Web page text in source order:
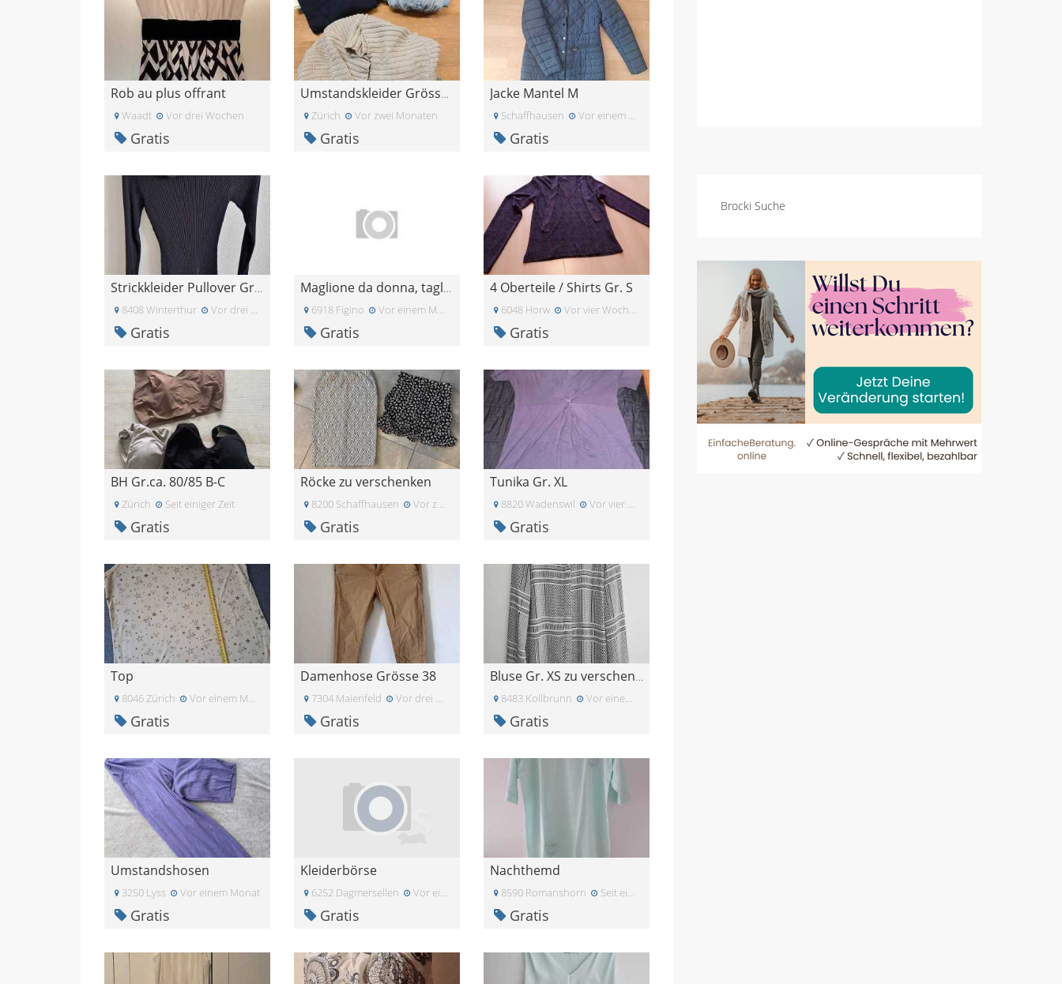
Brocki Suche
Rob au plus offrant
Waadt Vor drei Wochen
Gratis
Umstandskleider Grösse S / 36
Zürich Vor zwei Monaten
Gratis
Jacke Mantel M
Schaffhausen Vor einem Monat
Gratis
Strickkleider Pullover Grösse XS S weiss schwarz
8408 Winterthur Vor drei Wochen
Gratis
Maglione da donna, taglia S-M.
6918 Figino Vor einem Monat
Gratis
4 Oberteile / Shirts Gr. S
6048 Horw Vor vier Wochen
Gratis
BH Gr.ca. 80/85 B-C
Zürich Seit einiger Zeit
Gratis
Röcke zu verschenken
8200 Schaffhausen Vor zwei Wochen
Gratis
Tunika Gr. XL
8820 Wadenswil Vor vier Wochen
Gratis
Top
8046 Zürich Vor einem Monat
Gratis
Damenhose Grösse 38
7304 Maienfeld Vor drei Wochen
Gratis
Bluse Gr. XS zu verschenken
8483 Kollbrunn Vor einem Monat
Gratis
Umstandshosen
3250 Lyss Vor einem Monat
Gratis
Kleiderbörse
6252 Dagmersellen Vor einem Monat
Gratis
Nachthemd
8590 Romanshorn Seit einiger Zeit
Gratis